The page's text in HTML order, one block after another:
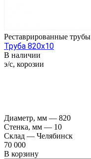
Реставрированные трубы
Труба 820х10
В наличии
э/с, корозии
Диаметр, мм — 820
Стенка, мм — 10
Склад — Челябинск
70 000
В корзину